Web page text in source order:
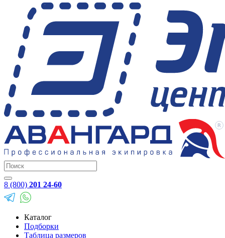
8 (800) 201 24-60
Каталог
Подборки
Таблица размеров